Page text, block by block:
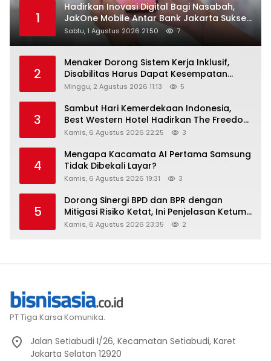
1
Hadirkan Inovasi Digital Bagi Nasabah,
JakOne Mobile Antar Bank Jakarta Sukses
Raih Digital Excellence Awards 2026
Sabtu, 1 Agustus 2026 21:50 7
2
Menaker Dorong Sistem Kerja Inklusif,
Disabilitas Harus Dapat Kesempatan
Setara
Minggu, 2 Agustus 2026 11:13 5
3
Sambut Hari Kemerdekaan Indonesia,
Best Western Hotel Hadirkan The Freedom
Stay Diskon Hingga 45%
Kamis, 6 Agustus 2026 22:25 3
4
Mengapa Kacamata AI Pertama Samsung
Tidak Dibekali Layar?
Kamis, 6 Agustus 2026 19:31 3
5
Dorong Sinergi BPD dan BPR dengan
Mitigasi Risiko Ketat, Ini Penjelasan Ketum
Asbanda
Kamis, 6 Agustus 2026 23:35 2
PT Tiga Karsa Komunika.
Jalan Setiabudi I/26, Kecamatan Setiabudi, Karet
Jakarta Selatan 12920